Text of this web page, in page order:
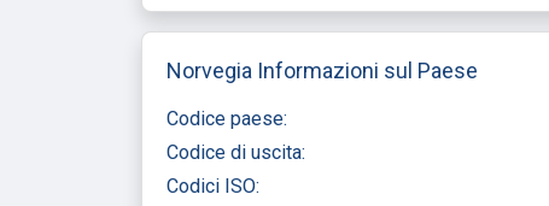
Norvegia Informazioni sul Paese
Codice paese:
Codice di uscita:
Codici ISO: